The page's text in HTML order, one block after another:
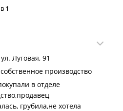
1
Луговая, 91
производство
в отделе
грубила,не хотела